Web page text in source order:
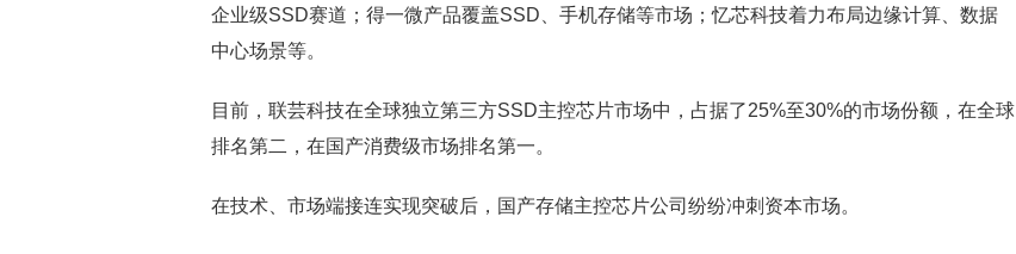
企业级SSD赛道；得一微产品覆盖SSD、手机存储等市场；忆芯科技着力布局边缘计算、数据
中心场景等。
目前，联芸科技在全球独立第三方SSD主控芯片市场中，占据了25%至30%的市场份额，在全球
排名第二，在国产消费级市场排名第一。
在技术、市场端接连实现突破后，国产存储主控芯片公司纷纷冲刺资本市场。